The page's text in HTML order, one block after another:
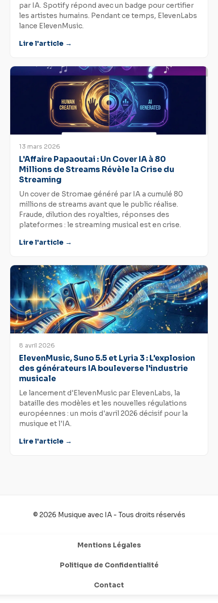
par IA. Spotify répond avec un badge pour certifier
les artistes humains. Pendant ce temps, ElevenLabs
lance ElevenMusic.
Lire l'article →
13 mars 2026
L'Affaire Papaoutai : Un Cover IA à 80
Millions de Streams Révèle la Crise du
Streaming
Un cover de Stromae généré par IA a cumulé 80
millions de streams avant que le public réalise.
Fraude, dilution des royalties, réponses des
plateformes : le streaming musical est en crise.
Lire l'article →
8 avril 2026
ElevenMusic, Suno 5.5 et Lyria 3 : L'explosion
des générateurs IA bouleverse l'industrie
musicale
Le lancement d'ElevenMusic par ElevenLabs, la
bataille des modèles et les nouvelles régulations
européennes : un mois d'avril 2026 décisif pour la
musique et l'IA.
Lire l'article →
© 2026 Musique avec IA - Tous droits réservés
Mentions Légales
Politique de Confidentialité
Contact